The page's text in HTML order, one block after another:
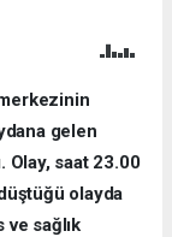
gelen
Olay, saat 23.00
düştüğü olayda
sağlık